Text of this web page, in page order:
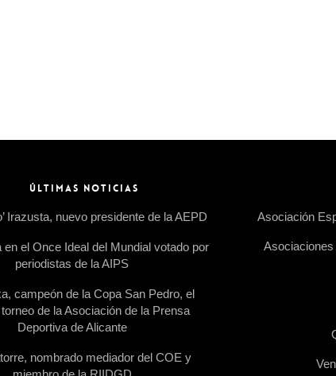
ÚLTIMAS NOTICIAS
Irazusta, nuevo presidente de la AEPD
en el Once Ideal del Mundial votado por
periodistas de la AIPS
campeón de la Copa San Pedro, el
de la Asociación de la Prensa
Deportiva de Alicante
nombrado mediador del COE y
Asociación